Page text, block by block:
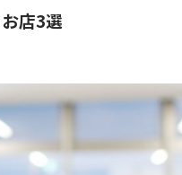
店3選